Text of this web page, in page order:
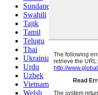
Sundanese
Swahili
Tajik
Tamil
Telugu
Thai
Ukrainian
Urdu
Uzbek
Vietnamese
Welsh